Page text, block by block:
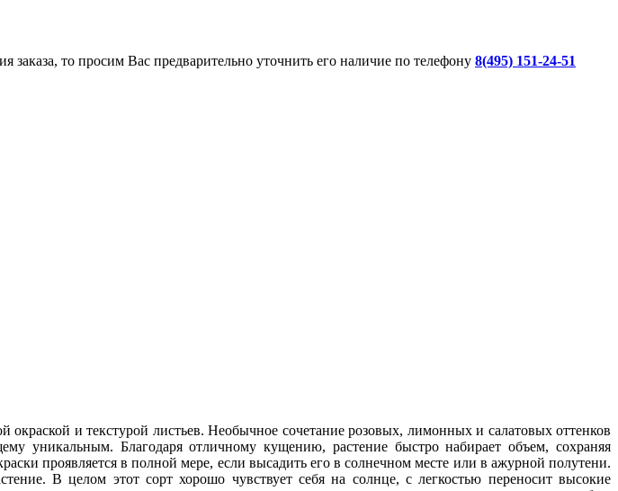
заказа, то просим Вас предварительно уточнить его наличие по телефону 8(495) 151-24-51
и текстурой листьев. Необычное сочетание розовых, лимонных и салатовых оттенков
уникальным. Благодаря отличному кущению, растение быстро набирает объем, сохраняя
проявляется в полной мере, если высадить его в солнечном месте или в ажурной полутени.
В целом этот сорт хорошо чувствует себя на солнце, с легкостью переносит высокие